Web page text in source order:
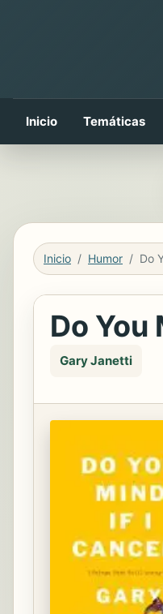
Inicio Temáticas
Inicio Humor Do
Do You
Gary Janetti